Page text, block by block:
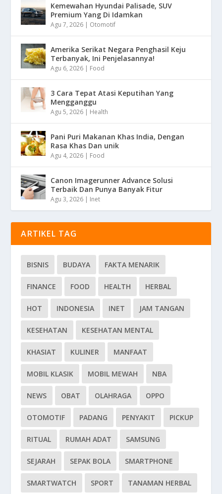
Kemewahan Hyundai Palisade, SUV
Premium Yang Di Idamkan
Agu 7, 2026 | Otomotif
Amerika Serikat Negara Penghasil Keju
Terbanyak, Ini Penjelasannya!
Agu 6, 2026 | Food
3 Cara Tepat Atasi Keputihan Yang
Mengganggu
Agu 5, 2026 | Health
Pani Puri Makanan Khas India, Dengan
Rasa Khas Dan unik
Agu 4, 2026 | Food
Canon Imagerunner Advance Solusi
Terbaik Dan Punya Banyak Fitur
Agu 3, 2026 | Inet
ARTIKEL TAG
BISNIS BUDAYA FAKTA MENARIK
FINANCE FOOD HEALTH HERBAL
HOT INDONESIA INET JAM TANGAN
KESEHATAN KESEHATAN MENTAL
KHASIAT KULINER MANFAAT
MOBIL KLASIK MOBIL MEWAH NBA
NEWS OBAT OLAHRAGA OPPO
OTOMOTIF PADANG PENYAKIT PICKUP
RITUAL RUMAH ADAT SAMSUNG
SEJARAH SEPAK BOLA SMARTPHONE
SMARTWATCH SPORT TANAMAN HERBAL